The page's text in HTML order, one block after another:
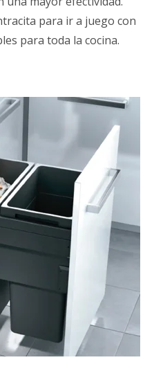
para ir a juego con
para toda la cocina.